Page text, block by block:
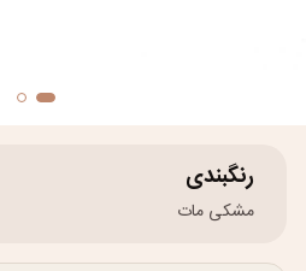
رنگبندی
مشکی مات